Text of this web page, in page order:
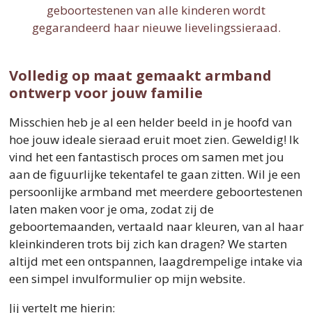
geboortestenen van alle kinderen wordt
gegarandeerd haar nieuwe lievelingssieraad.
Volledig op maat gemaakt armband
ontwerp voor jouw familie
Misschien heb je al een helder beeld in je hoofd van
hoe jouw ideale sieraad eruit moet zien. Geweldig! Ik
vind het een fantastisch proces om samen met jou
aan de figuurlijke tekentafel te gaan zitten. Wil je een
persoonlijke armband met meerdere geboortestenen
laten maken voor je oma, zodat zij de
geboortemaanden, vertaald naar kleuren, van al haar
kleinkinderen trots bij zich kan dragen? We starten
altijd met een ontspannen, laagdrempelige intake via
een simpel invulformulier op mijn website.
Jij vertelt me hierin: